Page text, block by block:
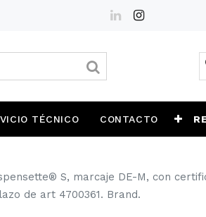
TÉCNICO CONTACTO
S, marcaje DE-M, con
de art 4700361. Brand.